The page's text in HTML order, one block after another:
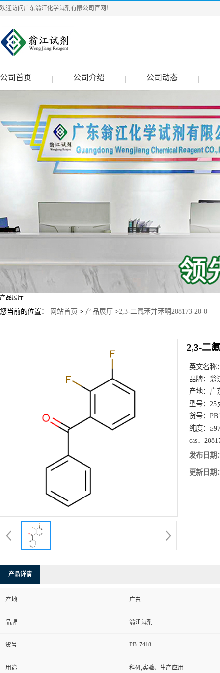
欢迎访问广东翁江化学试剂有限公司官网！
公司首页 公司介绍 公司动态
产品展厅
您当前的位置： 网站首页 > 产品展厅 >2,3-二氟苯并苯酮208173-20-0
2,3-二
英文名称
品牌： 翁
产地： 广
型号： 25
货号：
纯度：
cas：
发布日期
更新日期
产品详请
产地 广东
品牌 翁江试剂
货号 PB17418
用途 科研,实验、生产应用